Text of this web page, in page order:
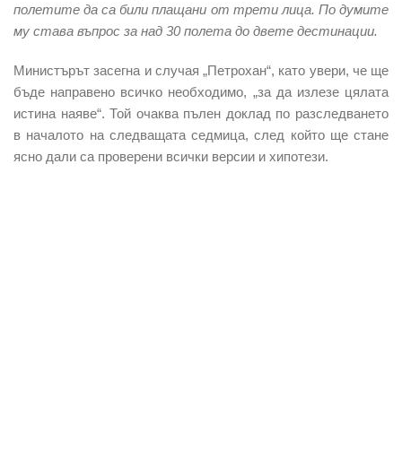
полетите да са били плащани от трети лица. По думите
му става въпрос за над 30 полета до двете дестинации.
Министърът засегна и случая „Петрохан“, като увери, че ще
бъде направено всичко необходимо, „за да излезе цялата
истина наяве“. Той очаква пълен доклад по разследването
в началото на следващата седмица, след който ще стане
ясно дали са проверени всички версии и хипотези.